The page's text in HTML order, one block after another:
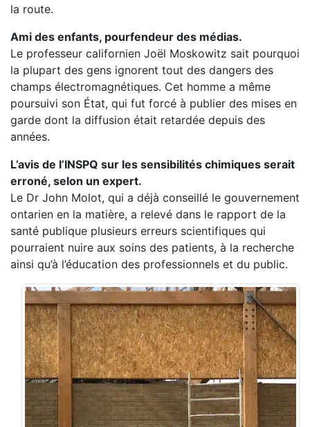
la route.
Ami des enfants, pourfendeur des médias.
Le professeur californien Joël Moskowitz sait pourquoi
la plupart des gens ignorent tout des dangers des
champs électromagnétiques. Cet homme a même
poursuivi son État, qui fut forcé à publier des mises en
garde dont la diffusion était retardée depuis des
années.
L’avis de l’INSPQ sur les sensibilités chimiques serait
erroné, selon un expert.
Le Dr John Molot, qui a déjà conseillé le gouvernement
ontarien en la matière, a relevé dans le rapport de la
santé publique plusieurs erreurs scientifiques qui
pourraient nuire aux soins des patients, à la recherche
ainsi qu’à l’éducation des professionnels et du public.